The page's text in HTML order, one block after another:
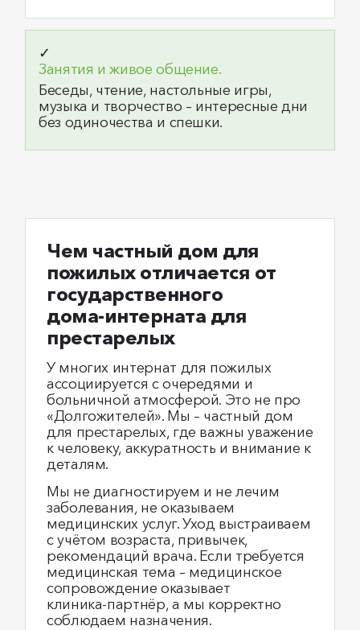
✓
Занятия и живое общение.
Беседы, чтение, настольные игры,
музыка и творчество – интересные дни
без одиночества и спешки.
Чем частный дом для
пожилых отличается от
государственного
дома‑интерната для
престарелых
У многих интернат для пожилых
ассоциируется с очередями и
больничной атмосферой. Это не про
«Долгожителей». Мы – частный дом
для престарелых, где важны уважение
к человеку, аккуратность и внимание к
деталям.
Мы не диагностируем и не лечим
заболевания, не оказываем
медицинских услуг. Уход выстраиваем
с учётом возраста, привычек,
рекомендаций врача. Если требуется
медицинская тема – медицинское
сопровождение оказывает
клиника‑партнёр, а мы корректно
соблюдаем назначения.